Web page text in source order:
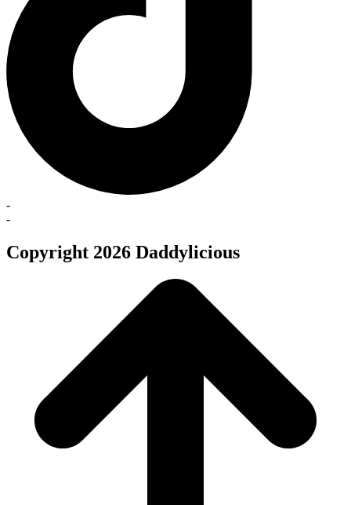
-
-
Copyright 2026 Daddylicious